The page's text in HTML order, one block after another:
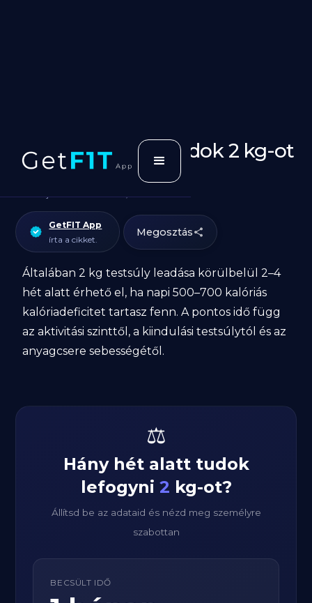
Mennyi idő alatt tudok 2 kg-ot
lefogyni?
Cikk utoljásra frissítve: March 12, 2026
GetFIT App
írta a cikket.
Megosztás
Általában 2 kg testsúly leadása körülbelül 2–4
hét alatt érhető el, ha napi 500–700 kalóriás
kalóriadeficitet tartasz fenn. A pontos idő függ
az aktivitási szinttől, a kiindulási testsúlytól és az
anyagcsere sebességétől.
⚖️
Hány hét alatt tudok
lefogyni 2 kg-ot?
Állítsd be az adataid és nézd meg személyre
szabottan
BECSÜLT IDŐ